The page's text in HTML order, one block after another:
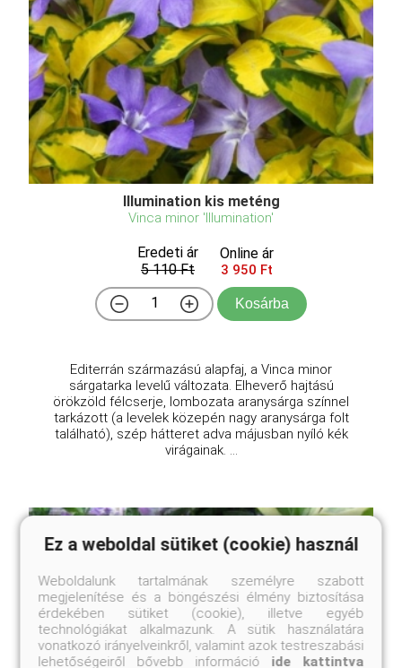
Illumination kis meténg
Vinca minor 'Illumination'
Eredeti ár
5 110 Ft
Online ár
3 950 Ft
Kosárba
Editerrán származású alapfaj, a Vinca minor
sárgatarka levelű változata. Elheverő hajtású
örökzöld félcserje, lombozata aranysárga színnel
tarkázott (a levelek közepén nagy aranysárga folt
található), szép hátteret adva májusban nyíló kék
virágainak. ...
Ez a weboldal sütiket (cookie) használ
Weboldalunk tartalmának személyre szabott
megjelenítése és a böngészési élmény biztosítása
érdekében sütiket (cookie), illetve egyéb
technológiákat alkalmazunk. A sütik használatára
vonatkozó irányelveinkről, valamint azok testreszabási
lehetőségeiről bővebb információ ide kattintva